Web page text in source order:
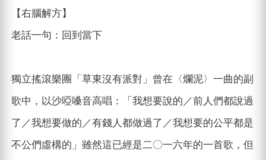
【右腦解方】
老話一句：回到當下
獨立搖滾樂團「草東沒有派對」曾在〈爛泥〉一曲的副
歌中，以沙啞嗓音高唱：「我想要說的／前人們都說過
了／我想要做的／有錢人都做過了／我想要的公平都是
不公們虛構的」雖然這已經是二〇一六年的一首歌，但